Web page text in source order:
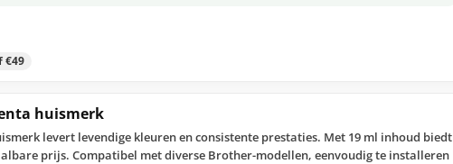
€49
huismerk
levert levendige kleuren en consistente prestaties. Met 19 ml inhoud biedt
prijs. Compatibel met diverse Brother-modellen, eenvoudig te installeren